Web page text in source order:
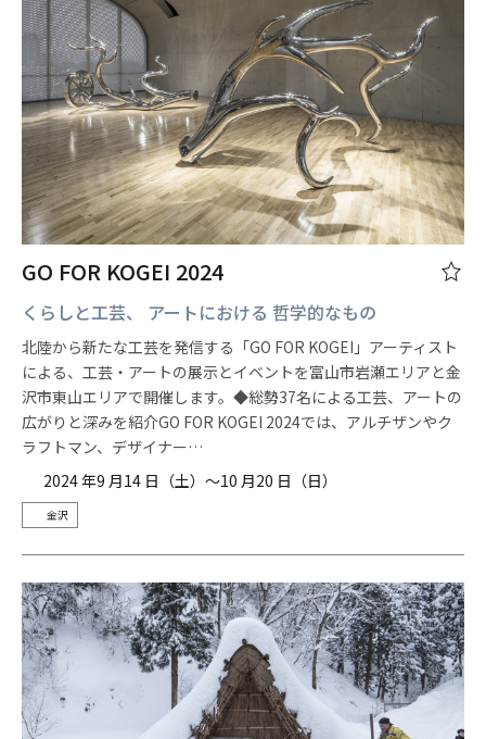
GO FOR KOGEI 2024
くらしと工芸、 アートにおける 哲学的なもの
北陸から新たな工芸を発信する「GO FOR KOGEI」アーティスト
による、工芸・アートの展示とイベントを富山市岩瀬エリアと金
沢市東山エリアで開催します。◆総勢37名による工芸、アートの
広がりと深みを紹介GO FOR KOGEI 2024では、アルチザンやク
ラフトマン、デザイナー…
2024 年9 月14 日（土）～10 月20 日（日）
金沢